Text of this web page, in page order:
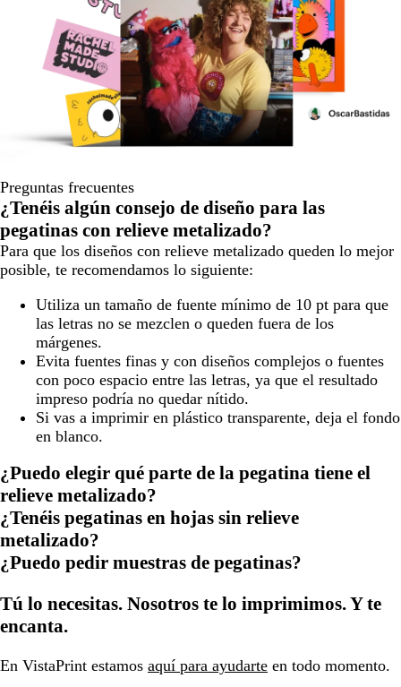
Preguntas frecuentes
¿Tenéis algún consejo de diseño para las
pegatinas con relieve metalizado?
Para que los diseños con relieve metalizado queden lo mejor
posible, te recomendamos lo siguiente:
Utiliza un tamaño de fuente mínimo de 10 pt para que
las letras no se mezclen o queden fuera de los
márgenes.
Evita fuentes finas y con diseños complejos o fuentes
con poco espacio entre las letras, ya que el resultado
impreso podría no quedar nítido.
Si vas a imprimir en plástico transparente, deja el fondo
en blanco.
¿Puedo elegir qué parte de la pegatina tiene el
relieve metalizado?
¿Tenéis pegatinas en hojas sin relieve
metalizado?
¿Puedo pedir muestras de pegatinas?
Tú lo necesitas. Nosotros te lo imprimimos. Y te
encanta.
En VistaPrint estamos aquí para ayudarte en todo momento.